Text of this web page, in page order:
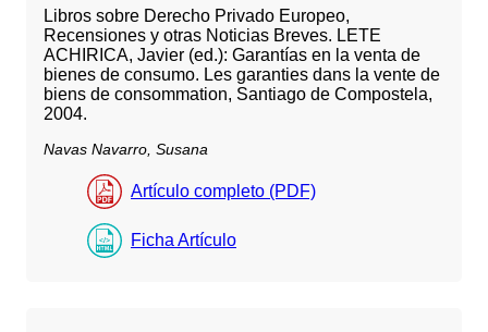
Libros sobre Derecho Privado Europeo,
Recensiones y otras Noticias Breves. LETE
ACHIRICA, Javier (ed.): Garantías en la venta de
bienes de consumo. Les garanties dans la vente de
biens de consommation, Santiago de Compostela,
2004.
Navas Navarro, Susana
Artículo completo (PDF)
Ficha Artículo